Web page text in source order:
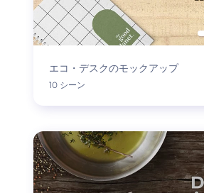
エコ・デスクのモックアップ
10 シーン